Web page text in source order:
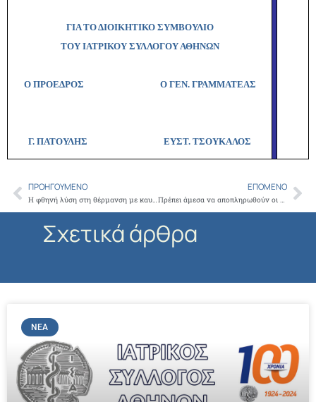
ΓΙΑ ΤΟ ΔΙΟΙΚΗΤΙΚΟ ΣΥΜΒΟΥΛΙΟ
ΤΟΥ ΙΑΤΡΙΚΟΥ ΣΥΛΛΟΓΟΥ ΑΘΗΝΩΝ
Ο ΠΡΟΕΔΡΟΣ Ο ΓΕΝ. ΓΡΑΜΜΑΤΕΑΣ
Γ. ΠΑΤΟΥΛΗΣ ΕΥΣΤ. ΤΣΟΥΚΑΛΟΣ
Prev
ΠΡΟΗΓΟΎΜΕΝΟ
Η φθηνή λύση στη θέρμανση με καυσόξυλα και ξυλόσομπες προϋποθέτει την πιστοποίηση των πηγών θέρμανσης και καύσιμης ύλης
ΕΠΌΜΕΝΟ
Πρέπει άμεσα να αποπληρωθούν οι εφημερίες των ιατρών του ΠΓΝΑ «ΑΤΤΙΚΟΝ»
Σχετικά άρθρα
ΝΈΑ